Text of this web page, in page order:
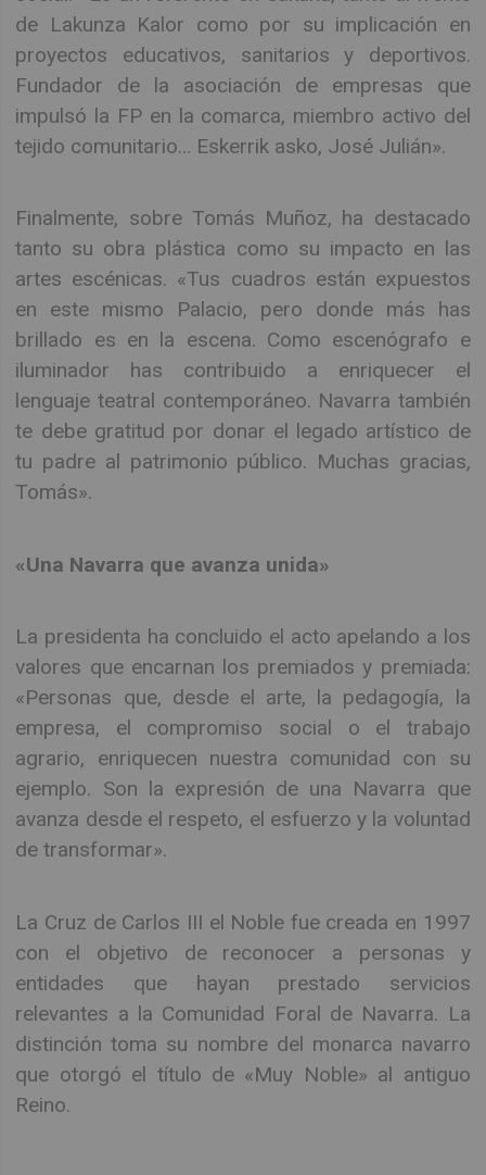
de Lakunza Kalor como por su implicación en
proyectos educativos, sanitarios y deportivos.
Fundador de la asociación de empresas que
impulsó la FP en la comarca, miembro activo del
tejido comunitario… Eskerrik asko, José Julián».
Finalmente, sobre Tomás Muñoz, ha destacado
tanto su obra plástica como su impacto en las
artes escénicas. «Tus cuadros están expuestos
en este mismo Palacio, pero donde más has
brillado es en la escena. Como escenógrafo e
iluminador has contribuido a enriquecer el
lenguaje teatral contemporáneo. Navarra también
te debe gratitud por donar el legado artístico de
tu padre al patrimonio público. Muchas gracias,
Tomás».
«Una Navarra que avanza unida»
La presidenta ha concluido el acto apelando a los
valores que encarnan los premiados y premiada:
«Personas que, desde el arte, la pedagogía, la
empresa, el compromiso social o el trabajo
agrario, enriquecen nuestra comunidad con su
ejemplo. Son la expresión de una Navarra que
avanza desde el respeto, el esfuerzo y la voluntad
de transformar».
La Cruz de Carlos III el Noble fue creada en 1997
con el objetivo de reconocer a personas y
entidades que hayan prestado servicios
relevantes a la Comunidad Foral de Navarra. La
distinción toma su nombre del monarca navarro
que otorgó el título de «Muy Noble» al antiguo
Reino.